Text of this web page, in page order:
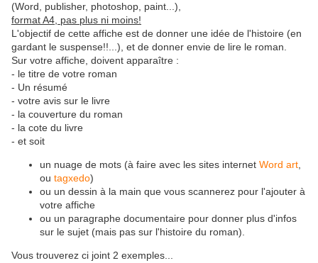
(Word, publisher, photoshop, paint...),
format A4, pas plus ni moins!
L'objectif de cette affiche est de donner une idée de l'histoire (en
gardant le suspense!!...), et de donner envie de lire le roman.
Sur votre affiche, doivent apparaître :
- le titre de votre roman
- Un résumé
- votre avis sur le livre
- la couverture du roman
- la cote du livre
- et soit
un nuage de mots (à faire avec les sites internet Word art
ou tagxedo)
ou un dessin à la main que vous scannerez pour l'ajouter à
votre affiche
ou un paragraphe documentaire pour donner plus d'infos
sur le sujet (mais pas sur l'histoire du roman).
Vous trouverez ci joint 2 exemples...